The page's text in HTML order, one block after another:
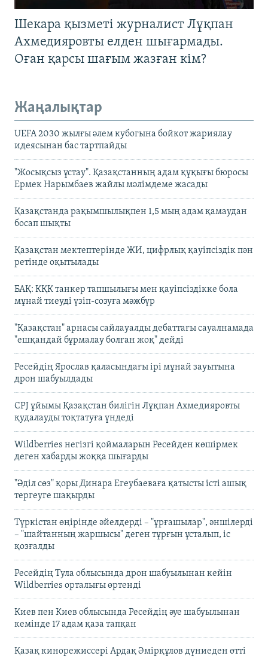
Шекара қызметі журналист Лұқпан
Ахмедияровты елден шығармады.
Оған қарсы шағым жазған кім?
Жаңалықтар
UEFA 2030 жылғы әлем кубогына бойкот жариялау
идеясынан бас тартпайды
"Жосықсыз ұстау". Қазақстанның адам құқығы бюросы
Ермек Нарымбаев жайлы мәлімдеме жасады
Қазақстанда рақымшылықпен 1,5 мың адам қамаудан
босап шықты
Қазақстан мектептерінде ЖИ, цифрлық қауіпсіздік пән
ретінде оқытылады
БАҚ: КҚК танкер тапшылығы мен қауіпсіздікке бола
мұнай тиеуді үзіп-созуға мәжбүр
"Қазақстан" арнасы сайлауалды дебаттағы сауалнамада
"ешқандай бұрмалау болған жоқ" дейді
Ресейдің Ярослав қаласындағы ірі мұнай зауытына
дрон шабуылдады
CPJ ұйымы Қазақстан билігін Лұқпан Ахмедияровты
қудалауды тоқтатуға үндеді
Wildberries негізгі қоймаларын Ресейден көшірмек
деген хабарды жоққа шығарды
"Әділ сөз" қоры Динара Егеубаеваға қатысты істі ашық
тергеуге шақырды
Түркістан өңірінде әйелдерді – "ұрғашылар", әншілерді
– "шайтанның жаршысы" деген тұрғын ұсталып, іс
қозғалды
Ресейдің Тула облысында дрон шабуылынан кейін
Wildberries орталығы өртенді
Киев пен Киев облысында Ресейдің әуе шабуылынан
кемінде 17 адам қаза тапқан
Қазақ кинорежиссері Ардақ Әмірқұлов дүниеден өтті